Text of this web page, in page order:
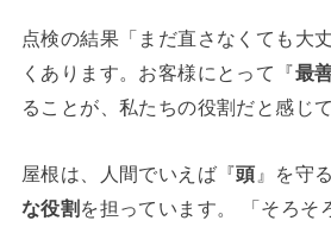
点検の結果「まだ直さなくても大
くあります。お客様にとって『最
ることが、私たちの役割だと感じて
屋根は、人間でいえば『頭 』を守
な役割 を担っています。 「そろそ